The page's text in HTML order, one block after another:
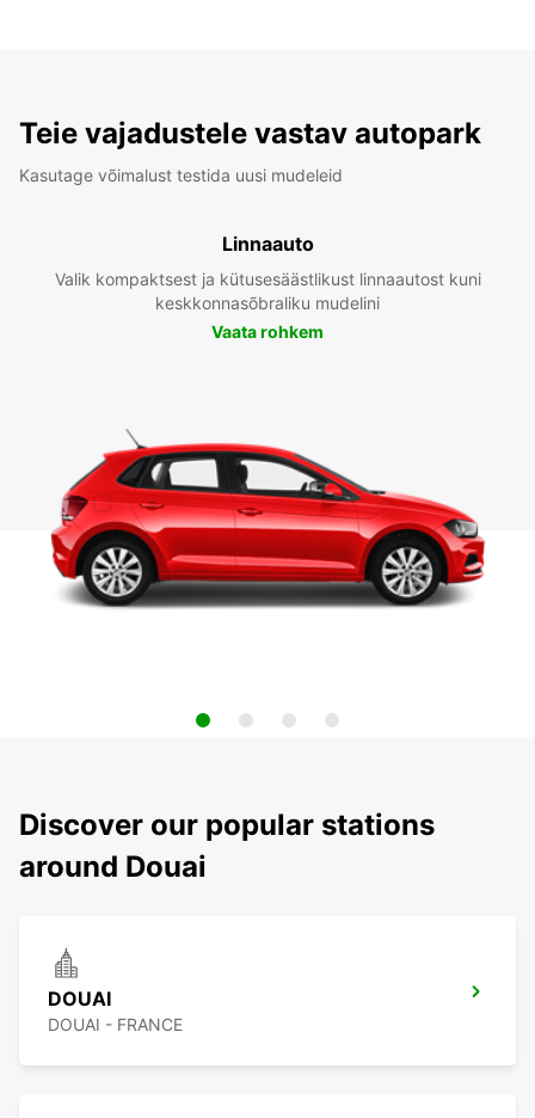
Teie vajadustele vastav autopark
Kasutage võimalust testida uusi mudeleid
Linnaauto
Valik kompaktsest ja kütusesäästlikust linnaautost kuni
keskkonnasõbraliku mudelini
Vaata rohkem
Discover our popular stations
around Douai
DOUAI
DOUAI - FRANCE